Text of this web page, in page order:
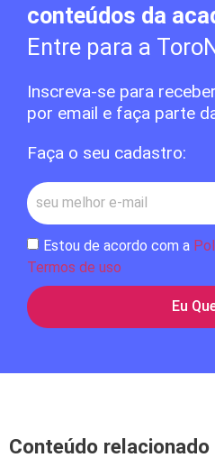
conteúdos da
Entre para a
Inscreva-se para
por email e faça parte
Faça o seu cadastro:
Estou de acordo com a
Termos de uso
Eu
Conteúdo relacionado